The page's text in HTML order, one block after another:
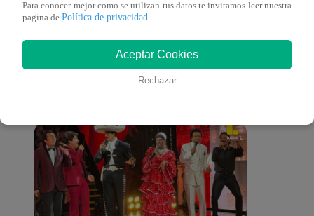
También te puede
interesar
Para conocer mejor como se utilizan tus datos te invitamos leer nuestra
pagina de Política de privacidad
Aceptar Cookies
Rechazar